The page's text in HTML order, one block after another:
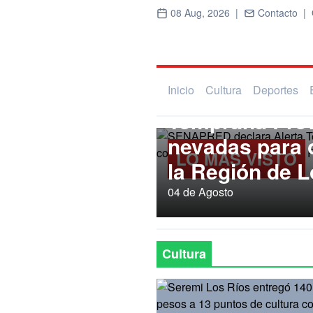
08 Aug, 2026 | Contacto |
Inicio Cultura Deportes
LO MÁS VISTO
SENAPRED
Temprana
nevadas para
la Región de
04 de Agosto
Cultura